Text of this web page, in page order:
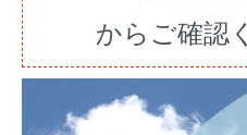
からご確認